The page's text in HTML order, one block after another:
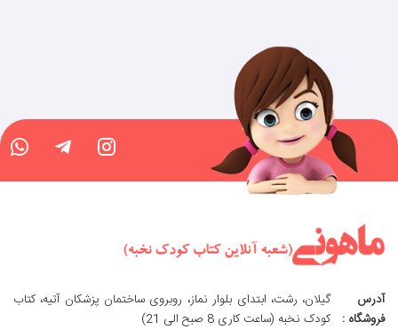
آدرس
فروشگاه :
گیلان، رشت، ابتدای بلوار نماز، روبروی ساختمان پزشکان آتیه، کتاب
کودک نخبه (ساعت کاری 8 صبح الی 21)